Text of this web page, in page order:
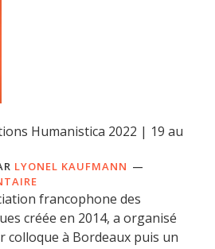
Humanistica 2022 | 19 au
LYONEL KAUFMANN
francophone des
créée en 2014, a organisé
colloque à Bordeaux puis un